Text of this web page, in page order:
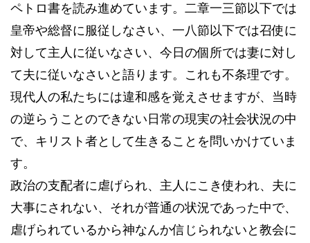
ペトロ書を読み進めています。二章一三節以下では
皇帝や総督に服従しなさい、一八節以下では召使に
対して主人に従いなさい、今日の個所では妻に対し
て夫に従いなさいと語ります。これも不条理です。
現代人の私たちには違和感を覚えさせますが、当時
の逆らうことのできない日常の現実の社会状況の中
で、キリスト者として生きることを問いかけていま
す。
政治の支配者に虐げられ、主人にこき使われ、夫に
大事にされない、それが普通の状況であった中で、
虐げられているから神なんか信じられないと教会に